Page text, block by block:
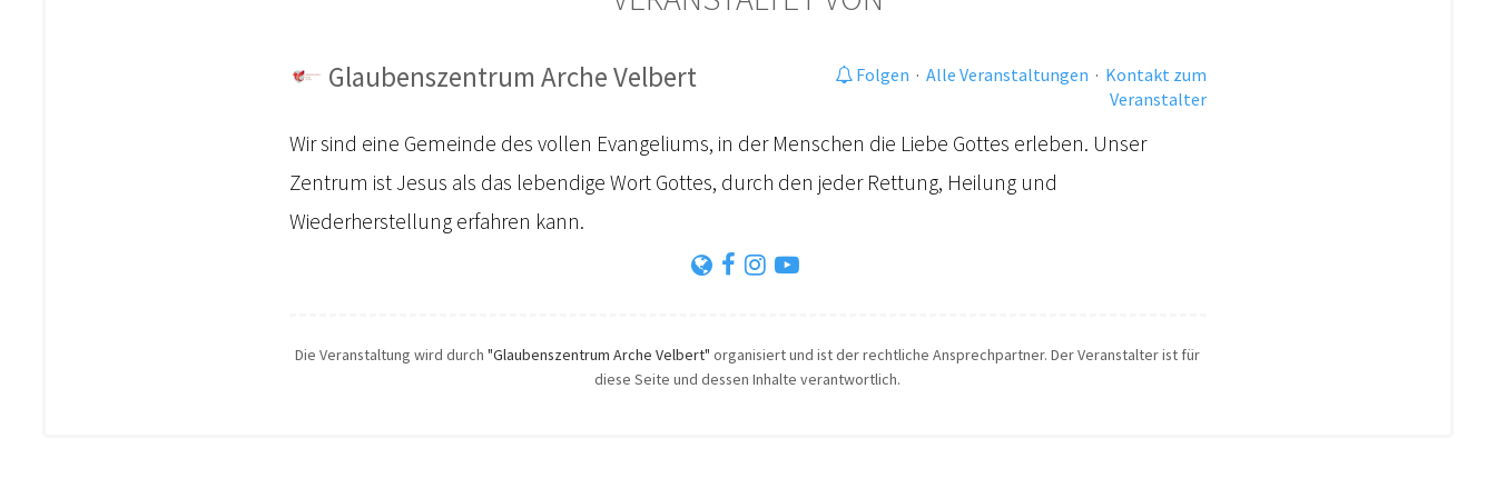
Glaubenszentrum Arche Velbert Folgen · Alle Veranstaltungen · Kontakt zum
Veranstalter
Wir sind eine Gemeinde des vollen Evangeliums, in der Menschen die Liebe Gottes erleben. Unser
Zentrum ist Jesus als das lebendige Wort Gottes, durch den jeder Rettung, Heilung und
Wiederherstellung erfahren kann.
Die Veranstaltung wird durch"Glaubenszentrum Arche Velbert" organisiert und ist der rechtliche Ansprechpartner. Der Veranstalter ist für
diese Seite und dessen Inhalte verantwortlich.